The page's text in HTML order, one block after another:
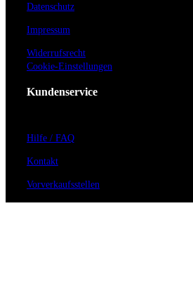
Datenschutz
Impressum
Widerrufsrecht
Cookie-Einstellungen
Kundenservice
Hilfe / FAQ
Kontakt
Vorverkaufsstellen